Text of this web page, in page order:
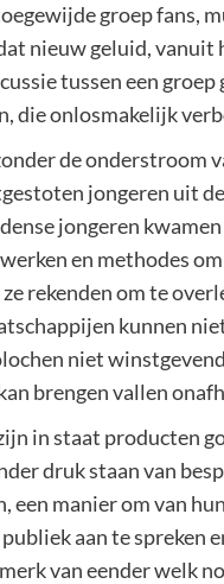
groep fans,
nieuw geluid,
tussen een
die onlosmakelijk
de onderstroom
jongeren uit
jongeren
en methodes
rekenden om te
kunnen
niet
brengen vallen
in staat producten
druk staan van
een manier om van
aan te
van eender welk